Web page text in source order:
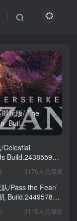
玩版/ The
Buil...
Celestial
3176人已阅读
队/Pass the Fear/
3115人已阅读